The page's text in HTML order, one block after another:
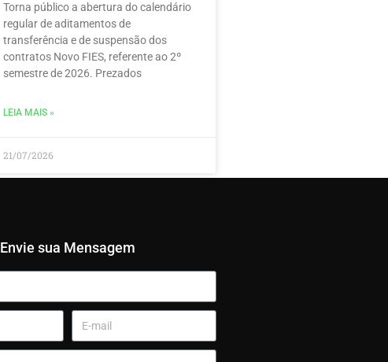
Torna público a abertura do calendário
regular de aditamentos de
transferência e de suspensão dos
contratos Novo FIES, referente ao 2º
semestre de 2026. Prezados
LEIA MAIS »
21/07/2026
Envie sua Mensagem